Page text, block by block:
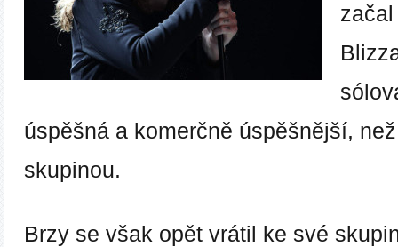
úspěšná a komerčně úspěšnější,
skupinou.
Brzy se však opět vrátil ke své